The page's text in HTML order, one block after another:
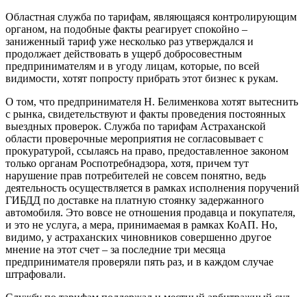
Областная служба по тарифам, являющаяся контролирующим
органом, на подобные факты реагирует спокойно –
заниженный тариф уже несколько раз утверждался и
продолжает действовать в ущерб добросовестным
предпринимателям и в угоду лицам, которые, по всей
видимости, хотят попросту прибрать этот бизнес к рукам.
О том, что предпринимателя Н. Белименкова хотят вытеснить
с рынка, свидетельствуют и факты проведения постоянных
выездных проверок. Служба по тарифам Астраханской
области проверочные мероприятия не согласовывает с
прокуратурой, ссылаясь на право, предоставленное законом
только органам Роспотребнадзора, хотя, причем тут
нарушение прав потребителей не совсем понятно, ведь
деятельность осуществляется в рамках исполнения поручений
ГИБДД по доставке на платную стоянку задержанного
автомобиля. Это вовсе не отношения продавца и покупателя,
и это не услуга, а мера, принимаемая в рамках КоАП. Но,
видимо, у астраханских чиновников совершенно другое
мнение на этот счет – за последние три месяца
предпринимателя проверяли пять раз, и в каждом случае
штрафовали.